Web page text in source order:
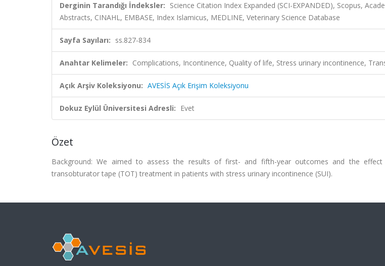
Derginin Tarandığı İndeksler: Science Citation Index Expanded (SCI-EXPANDED), Scopus,
Abstracts, CINAHL, EMBASE, Index Islamicus, MEDLINE, Veterinary Science Database
Sayfa Sayıları: ss.827-834
Anahtar Kelimeler: Complications, Incontinence, Quality of life, Stress urinary incontinence,
Açık Arşiv Koleksiyonu: AVESİS Açık Erişim Koleksiyonu
Dokuz Eylül Üniversitesi Adresli: Evet
Özet
Background: We aimed to assess the results of first- and fifth-year outcomes and the
transobturator tape (TOT) treatment in patients with stress urinary incontinence (SUI).